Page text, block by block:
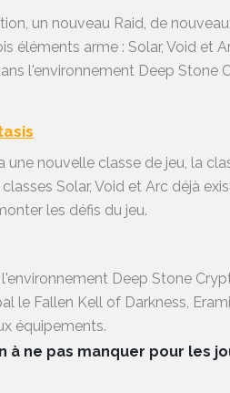
un nouveau Raid, de
éléments arme : Solar, Void et
l'environnement Deep
nouvelle classe de jeu, la
Solar, Void et Arc déjà
les défis du jeu.
Deep Stone
le Fallen Kell of Darkness,
équipements.
ne pas manquer pour les